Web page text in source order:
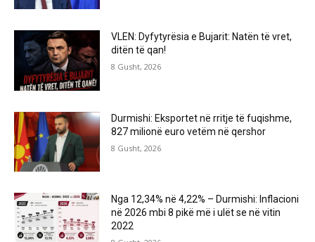
VLEN: Dyfytyrësia e Bujarit: Natën të vret,
ditën të qan!
8 Gusht, 2026
Durmishi: Eksportet në rritje të fuqishme,
827 milionë euro vetëm në qershor
8 Gusht, 2026
Nga 12,34% në 4,22% – Durmishi: Inflacioni
në 2026 mbi 8 pikë më i ulët se në vitin
2022